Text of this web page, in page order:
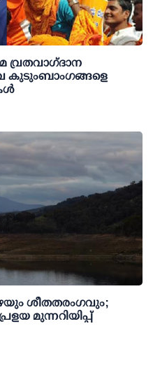
വ്രതവാഗ്‌ദാന
കുടുംബാംഗങ്ങളെ
ശീതതരംഗവും;
മുന്നറിയിപ്പ്